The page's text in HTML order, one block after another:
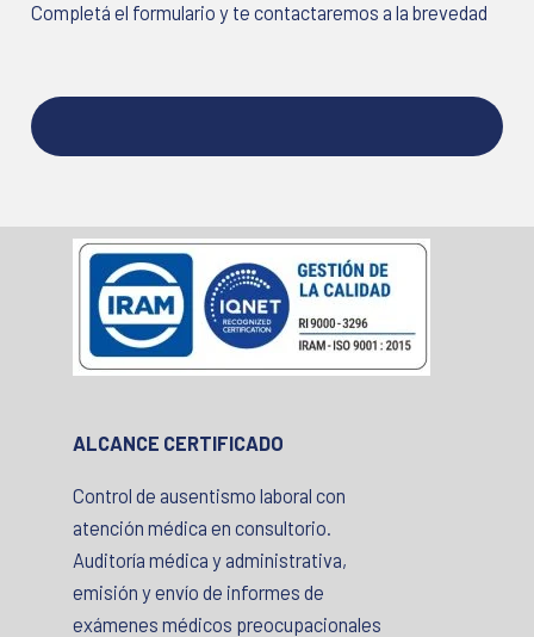
Completá el formulario y te contactaremos a la brevedad
ALCANCE CERTIFICADO
Control de ausentismo laboral con
atención médica en consultorio.
Auditoría médica y administrativa,
emisión y envío de informes de
exámenes médicos preocupacionales